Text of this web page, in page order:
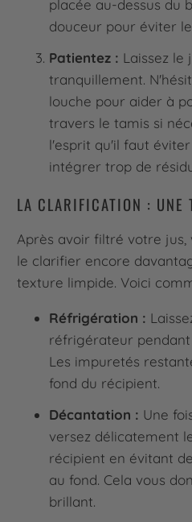
placée au-dessus du
douceur pour éviter
Patientez : Laissez le
tranquillement.
louche pour aider à
travers le tamis si
l'esprit qu'il faut
intégrer trop de
LA CLARIFICATION : UNE
Après avoir filtré votre jus,
le clarifier encore
texture limpide. Voici
Réfrigération :
réfrigérateur pendant
Les impuretés
fond du récipient.
Décantation : Une
versez délicatement
récipient en évitant
au fond. Cela vous
brillant.